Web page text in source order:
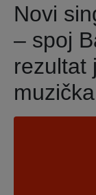
Novi
– spoj
rezultat